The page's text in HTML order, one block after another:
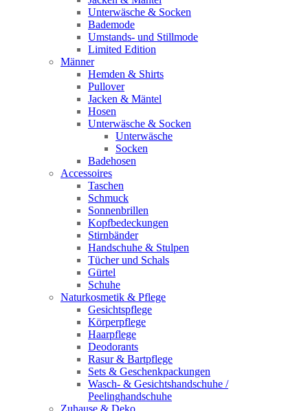
Unterwäsche & Socken
Bademode
Umstands- und Stillmode
Limited Edition
Männer
Hemden & Shirts
Pullover
Jacken & Mäntel
Hosen
Unterwäsche & Socken
Unterwäsche
Socken
Badehosen
Accessoires
Taschen
Schmuck
Sonnenbrillen
Kopfbedeckungen
Stirnbänder
Handschuhe & Stulpen
Tücher und Schals
Gürtel
Schuhe
Naturkosmetik & Pflege
Gesichtspflege
Körperpflege
Haarpflege
Deodorants
Rasur & Bartpflege
Sets & Geschenkpackungen
Wasch‑ & Gesichtshandschuhe /
Peelinghandschuhe